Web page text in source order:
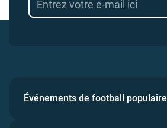
Événements de football